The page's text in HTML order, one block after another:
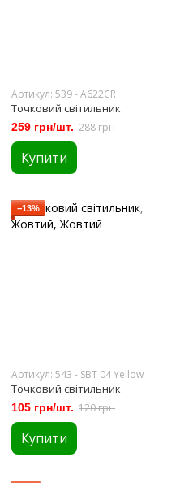
Артикул: 539 - A622CR
Точковий світильник
259 грн/шт. 288 грн
Купити
−13%
Артикул: 543 - SBT 04 Yellow
Точковий світильник
105 грн/шт. 120 грн
Купити